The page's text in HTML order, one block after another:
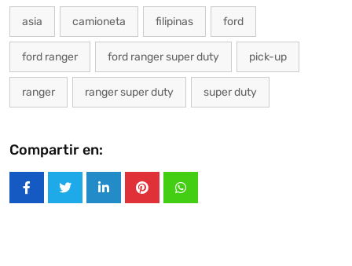
asia camioneta filipinas ford
ford ranger ford ranger super duty pick-up
ranger ranger super duty super duty
Compartir en:
LinkedInPinterestWhatsapp